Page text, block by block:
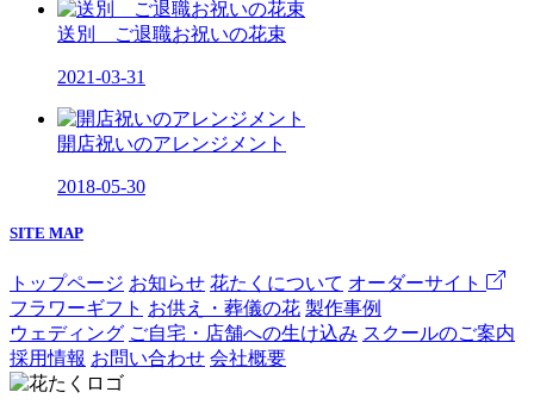
送別 ご退職お祝いの花束
2021-03-31
開店祝いのアレンジメント
2018-05-30
SITE MAP
トップページ お知らせ 花たくについて オーダーサイト
フラワーギフト お供え・葬儀の花 製作事例
ウェディング ご自宅・店舗への生け込み スクールのご案内
採用情報 お問い合わせ 会社概要